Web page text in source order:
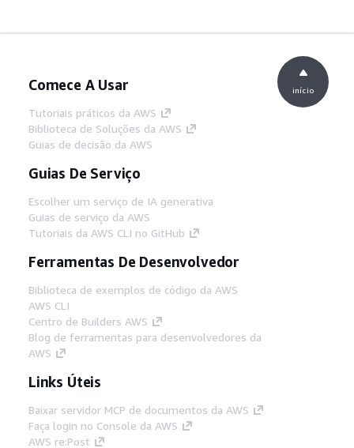
Comece A Usar
Tutoriais práticos da AWS
Biblioteca de Soluções da AWS
Guias de decisão da AWS
Guias De Serviço
Escolher um serviço de IA generativa
Guias de serviço da AWS
Tutoriais da AWS CLI no GitHub
Ferramentas De Desenvolvedor
Biblioteca de exemplos de código da AWS
AWS CLI
Centro de Builders AWS
Blog de ferramentas para desenvolvedores da
AWS
Links Úteis
Baixar servidor MCP de documentos da AWS
Faça login no Console da AWS
AWS re:Post
início